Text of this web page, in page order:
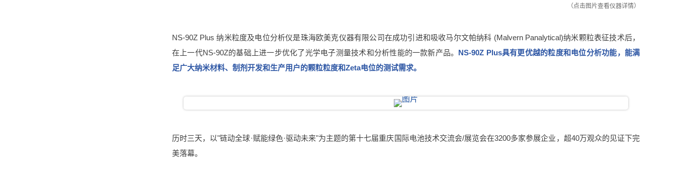
（点击图片查看仪器详情）
NS-90Z Plus 纳米粒度及电位分析仪是珠海欧美克仪器有限公司在成功引进和吸收马尔文帕纳科 (Malvern Panalytical)纳米颗粒表征技术后，
在上一代NS-90Z的基础上进一步优化了光学电子测量技术和分析性能的一款新产品。 NS-90Z Plus具有更优越的粒度和电位分析功能，能满
足广大纳米材料、制剂开发和生产用户的颗粒粒度和Zeta电位的测试需求。
历时三天，以"链动全球·赋能绿色·驱动未来"为主题的第十七届重庆国际电池技术交流会/展览会在3200多家参展企业，超40万观众的见证下完
美落幕。